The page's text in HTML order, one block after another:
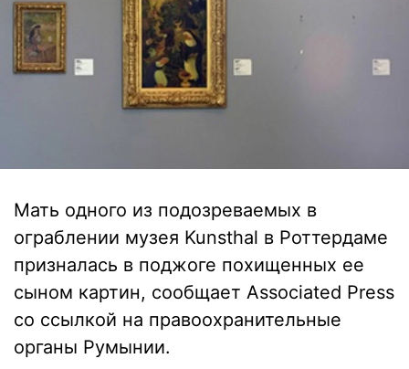
Мать одного из подозреваемых в
ограблении музея Kunsthal в Роттердаме
призналась в поджоге похищенных ее
сыном картин, сообщает Associated Press
со ссылкой на правоохранительные
органы Румынии.